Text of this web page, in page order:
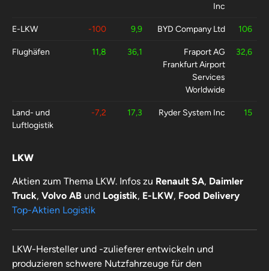
Inc
E-LKW -100 9,9 BYD Company Ltd 106
Flughäfen 11,8 36,1
Fraport AG
Frankfurt Airport
Services
Worldwide
32,6
Land- und
Luftlogistik
-7,2 17,3 Ryder System Inc 15
Containerbau
Überseelogistik
und Reedereien
1,6 13,7
Grindrod Shipping
92,6
LKW
Aktien zum Thema LKW. Infos zu Renault SA, Daimler
Truck, Volvo AB und Logistik, E-LKW, Food Delivery
Top-Aktien Logistik
LKW-Hersteller und -zulieferer entwickeln und
produzieren schwere Nutzfahrzeuge für den